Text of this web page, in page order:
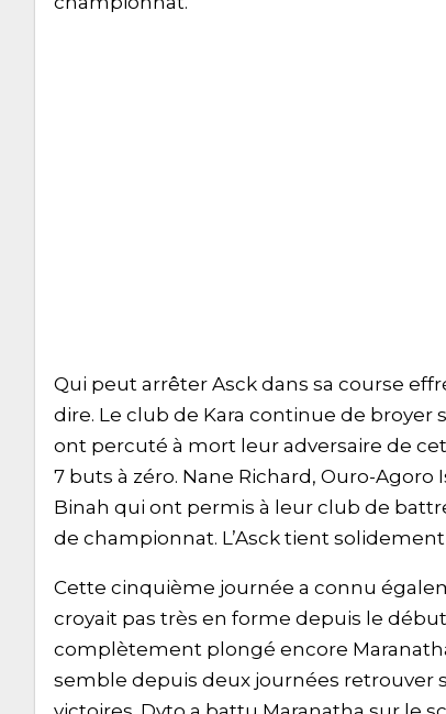
Qui peut arrêter Asck dans sa course
dire. Le club de Kara continue de broyer
ont percuté à mort leur adversaire de
7 buts à zéro. Nane Richard, Ouro-
Binah qui ont permis à leur club de
de championnat. L’Asck tient
Cette cinquième journée a connu
croyait pas très en forme depuis le
complètement plongé encore
semble depuis deux journées retrouver